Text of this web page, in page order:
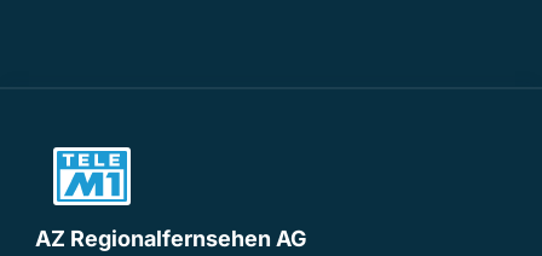
AZ Regionalfernsehen AG